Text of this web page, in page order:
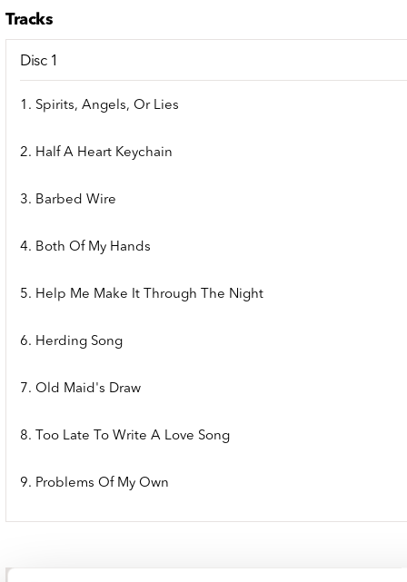
Tracks
Disc 1
1. Spirits, Angels, Or Lies
2. Half A Heart Keychain
3. Barbed Wire
4. Both Of My Hands
5. Help Me Make It Through The Night
6. Herding Song
7. Old Maid's Draw
8. Too Late To Write A Love Song
9. Problems Of My Own